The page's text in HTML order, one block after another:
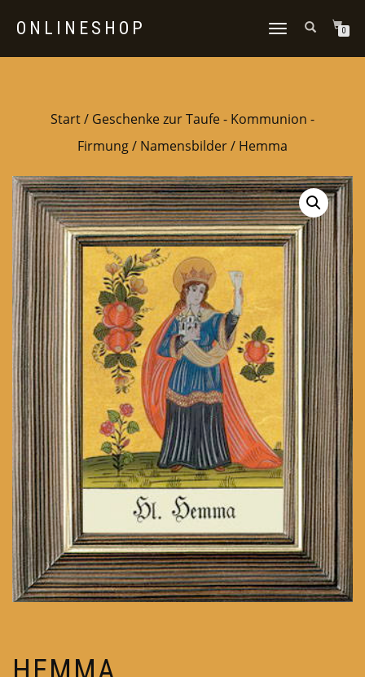
ONLINESHOP
NAVIGATION
0
Start/ Geschenke zur Taufe - Kommunion -
Firmung/ Namensbilder/ Hemma
HEMMA